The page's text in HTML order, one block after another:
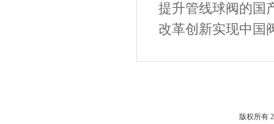
提升管线球阀的
改革创新实现中国
版权所有